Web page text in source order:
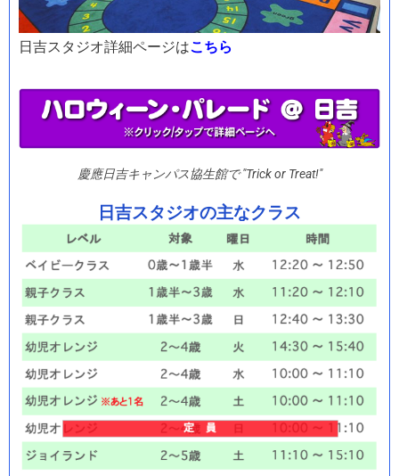
日吉スタジオ詳細ページはこちら
慶應日吉キャンパス協生館で "Trick or Treat!"
日吉スタジオの主なクラス